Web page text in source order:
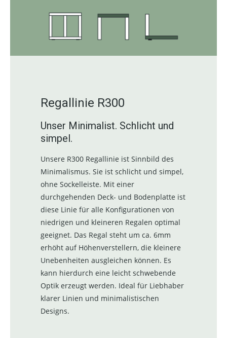
Regallinie R300
Unser Minimalist. Schlicht und
simpel.
Unsere R300 Regallinie ist Sinnbild des
Minimalismus. Sie ist schlicht und simpel,
ohne Sockelleiste. Mit einer
durchgehenden Deck- und Bodenplatte ist
diese Linie für alle Konfigurationen von
niedrigen und kleineren Regalen optimal
geeignet. Das Regal steht um ca. 6mm
erhöht auf Höhenverstellern, die kleinere
Unebenheiten ausgleichen können. Es
kann hierdurch eine leicht schwebende
Optik erzeugt werden. Ideal für Liebhaber
klarer Linien und minimalistischen
Designs.